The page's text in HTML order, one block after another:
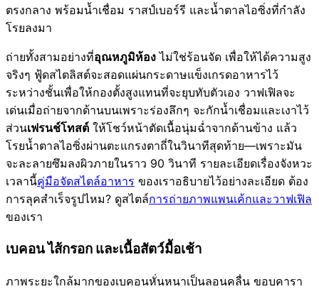
ตรงกลาง พร้อมน้ำเชื่อม ราสป์เบอร์รี และน้ำตาลไอซิ่งที่กำลัง
โรยลงมา
ถ่ายทั้งสามอย่างที่อุณหภูมิห้อง ไม่ใช่ร้อนจัด เพื่อให้ได้ความสูง
จริงๆ ฟู้ดสไตลิสต์จะสอดแผ่นกระดาษแข็งเกรดอาหารไว้
ระหว่างชั้นเพื่อให้กองตั้งสูงแทนที่จะยุบทับตัวเอง วาฟเฟิลจะ
เด่นเมื่อถ่ายจากด้านบนเพราะร่องลึกๆ จะกักน้ำเชื่อมและเงาไว้
ส่วนเฟรนช์โทสต์ ให้โชว์หน้าตัดเนื้อนุ่มฉ่ำจากด้านข้าง แล้ว
โรยน้ำตาลไอซิ่งผ่านตะแกรงตาถี่ในวินาทีสุดท้าย—เพราะมัน
จะละลายซึมลงผิวภายในราว 90 วินาที รายละเอียดเรื่องจังหวะ
เวลานี้คู่มือจัดสไตล์อาหาร ของเราอธิบายไว้อย่างละเอียด ต้อง
การลุคสำเร็จรูปไหม? ดูสไตล์การถ่ายภาพแพนเค้กและวาฟเฟิล
ของเรา
เบคอน ไส้กรอก และเนื้อสัตว์มื้อเช้า
ภาพระยะใกล้มากของเบคอนหั่นหนาเป็นลอนคลื่น ขอบคารา